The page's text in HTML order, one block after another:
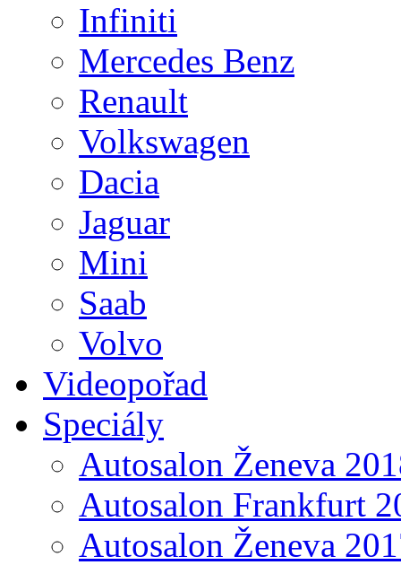
Infiniti
Mercedes Benz
Renault
Volkswagen
Dacia
Jaguar
Mini
Saab
Volvo
Videopořad
Speciály
Autosalon Ženeva
Autosalon Frankfurt
Autosalon Ženeva